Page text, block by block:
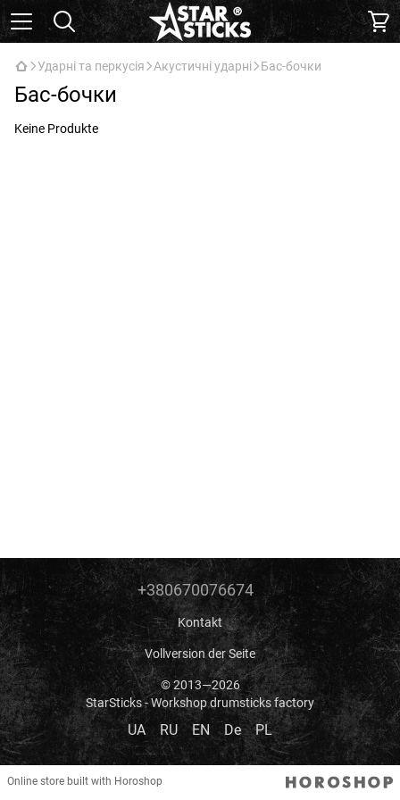
Ударні та перкусія Акустичні ударні Бас-бочки
Бас-бочки
Keine Produkte
+380670076674
Kontakt
Vollversion der Seite
© 2013—2026
StarSticks - Workshop drumsticks factory
UA RU EN De PL
Online store built with Horoshop